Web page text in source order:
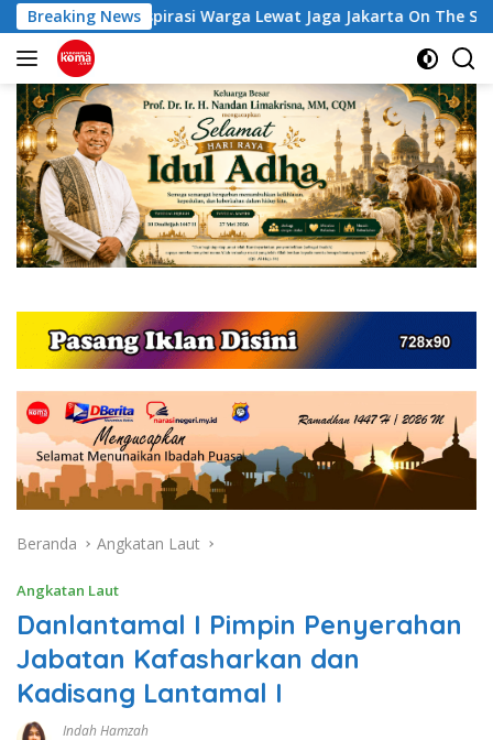
Langsung
ke
konten
Breaking News
Lewat Jaga Jakarta On The Spot Tiga Calon
Beranda Angkatan Laut
Angkatan Laut
Danlantamal I Pimpin Penyerahan
Jabatan Kafasharkan dan
Kadisang Lantamal I
Indah Hamzah